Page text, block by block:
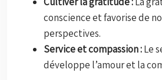
conscience et favorise de
perspectives.
Service et compassion :Le
développe l’amour et la